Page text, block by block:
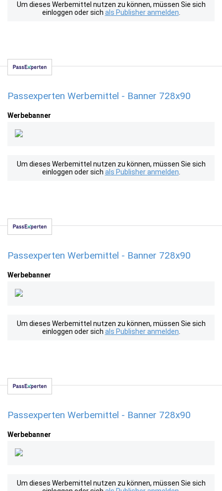
Um dieses Werbemittel nutzen zu können, müssen Sie sich
einloggen oder sich als Publisher anmelden
Passexperten Werbemittel - Banner 728x90
Werbebanner
Um dieses Werbemittel nutzen zu können, müssen Sie sich
einloggen oder sich als Publisher anmelden
Passexperten Werbemittel - Banner 728x90
Werbebanner
Um dieses Werbemittel nutzen zu können, müssen Sie sich
einloggen oder sich als Publisher anmelden
Passexperten Werbemittel - Banner 728x90
Werbebanner
Um dieses Werbemittel nutzen zu können, müssen Sie sich